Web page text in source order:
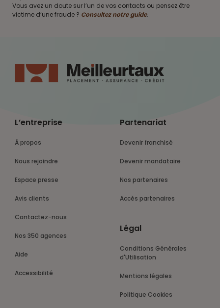
Vous avez un doute sur l’un de vos contacts ou pensez être
victime d’une fraude ? Consultez notre guide.
L’entreprise
À propos
Nous rejoindre
Espace presse
Avis clients
Contactez-nous
Nos 350 agences
Aide
Accessibilité
Partenariat
Devenir franchisé
Devenir mandataire
Nos partenaires
Accès partenaires
Légal
Conditions Générales
d'Utilisation
Mentions légales
Politique Cookies